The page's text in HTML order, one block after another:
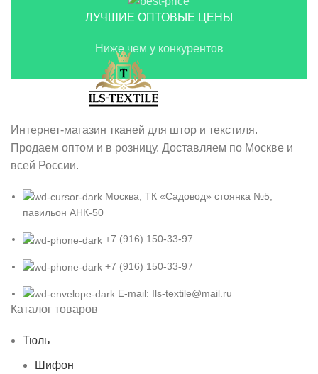
ЛУЧШИЕ ОПТОВЫЕ ЦЕНЫ
Ниже чем у конкурентов
Интернет-магазин тканей для штор и текстиля.
Продаем оптом и в розницу. Доставляем по Москве и
всей России.
Москва, ТК «Садовод» стоянка №5,
павильон АНК-50
+7 (916) 150-33-97
+7 (916) 150-33-97
E-mail: Ils-textile@mail.ru
Каталог товаров
Тюль
Шифон